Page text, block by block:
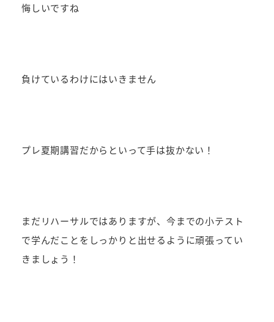
悔しいですね
負けているわけにはいきません
プレ夏期講習だからといって手は抜かない！
まだリハーサルではありますが、今までの小テスト
で学んだことをしっかりと出せるように頑張ってい
きましょう！